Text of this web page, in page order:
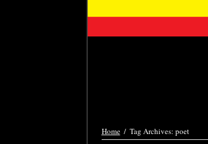
Home / Tag Archives: poet